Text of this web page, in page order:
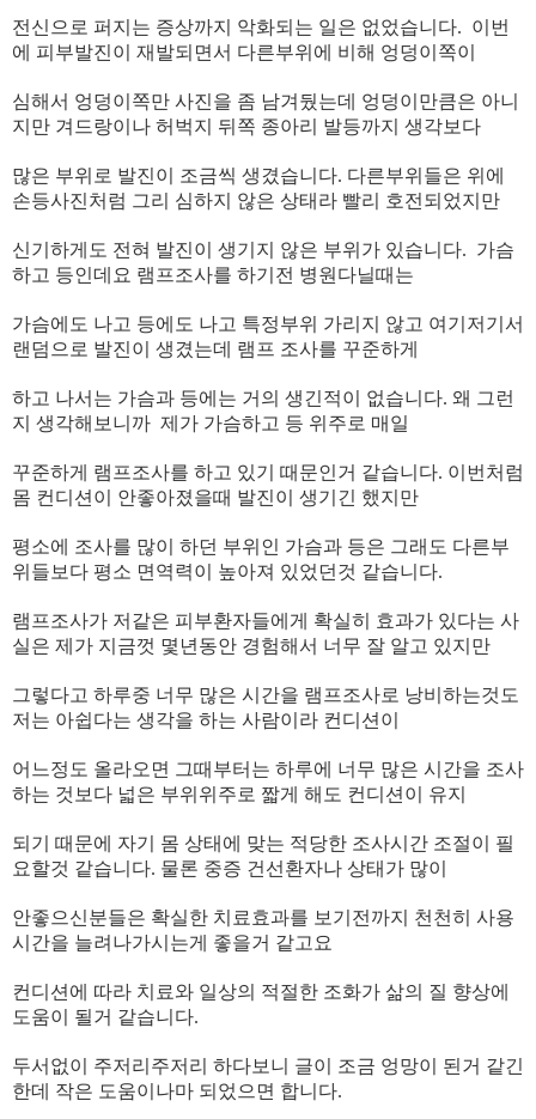
​전신으로 퍼지는 증상까지 악화되는 일은 없었습니다. 이번
에 피부발진이 재발되면서 다른부위에 비해 엉덩이쪽이
​심해서 엉덩이쪽만 사진을 좀 남겨뒀는데 엉덩이만큼은 아니
지만 겨드랑이나 허벅지 뒤쪽 종아리 발등까지 생각보다
​많은 부위로 발진이 조금씩 생겼습니다. 다른부위들은 위에
손등사진처럼 그리 심하지 않은 상태라 빨리 호전되었지만
​신기하게도 전혀 발진이 생기지 않은 부위가 있습니다. 가슴
하고 등인데요 램프조사를 하기전 병원다닐때는
​가슴에도 나고 등에도 나고 특정부위 가리지 않고 여기저기서
랜덤으로 발진이 생겼는데 램프 조사를 꾸준하게
​하고 나서는 가슴과 등에는 거의 생긴적이 없습니다. 왜 그런
지 생각해보니까 제가 가슴하고 등 위주로 매일
​꾸준하게 램프조사를 하고 있기 때문인거 같습니다. 이번처럼
몸 컨디션이 안좋아졌을때 발진이 생기긴 했지만
​평소에 조사를 많이 하던 부위인 가슴과 등은 그래도 다른부
위들보다 평소 면역력이 높아져 있었던것 같습니다.
램프조사가 저같은 피부환자들에게 확실히 효과가 있다는 사
실은 제가 지금껏 몇년동안 경험해서 너무 잘 알고 있지만
​그렇다고 하루중 너무 많은 시간을 램프조사로 낭비하는것도
저는 아쉽다는 생각을 하는 사람이라 컨디션이
​어느정도 올라오면 그때부터는 하루에 너무 많은 시간을 조사
하는 것보다 넓은 부위위주로 짧게 해도 컨디션이 유지
​되기 때문에 자기 몸 상태에 맞는 적당한 조사시간 조절이 필
요할것 같습니다. 물론 중증 건선환자나 상태가 많이
​안좋으신분들은 확실한 치료효과를 보기전까지 천천히 사용
시간을 늘려나가시는게 좋을거 같고요
​컨디션에 따라 치료와 일상의 적절한 조화가 삶의 질 향상에
도움이 될거 같습니다.
​두서없이 주저리주저리 하다보니 글이 조금 엉망이 된거 같긴
한데 작은 도움이나마 되었으면 합니다.